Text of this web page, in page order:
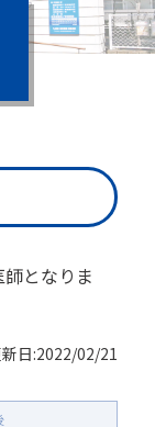
となりま
日:2022/02/21